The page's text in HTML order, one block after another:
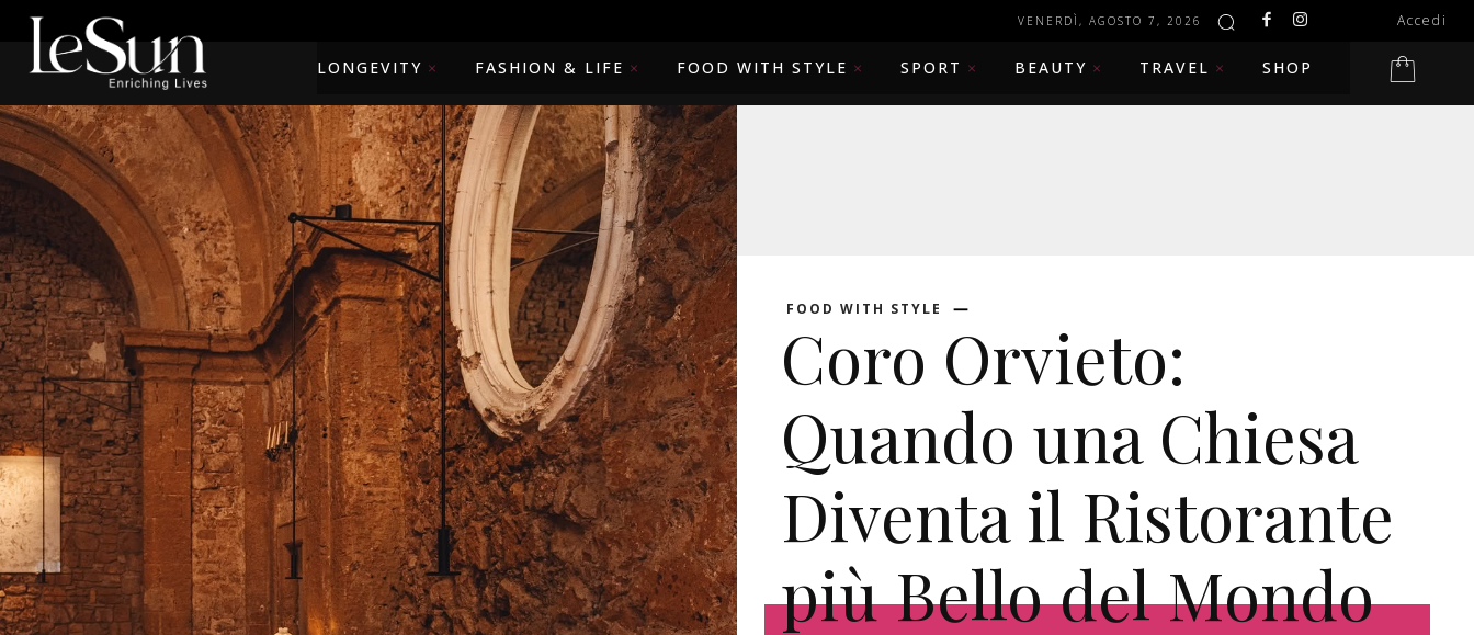
VENERDÌ, AGOSTO 7, 2026 Accedi
LONGEVITY FASHION & LIFE FOOD WITH STYLE SPORT BEAUTY TRAVEL SHOP
FOOD WITH STYLE
Coro Orvieto:
Quando una Chiesa
Diventa il Ristorante
più Bello del Mondo